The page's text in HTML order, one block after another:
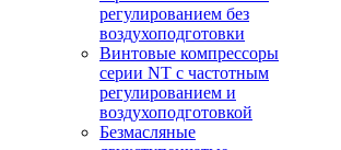
регулированием без
воздухоподготовки
Винтовые компрессоры
серии NT с частотным
регулированием и
воздухоподготовкой
Безмасляные